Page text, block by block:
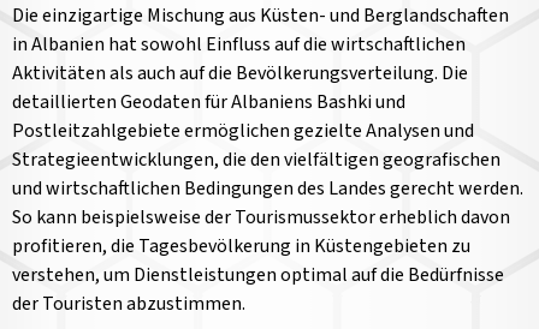
Die einzigartige Mischung aus Küsten- und Berglandschaften
in Albanien hat sowohl Einfluss auf die wirtschaftlichen
Aktivitäten als auch auf die Bevölkerungsverteilung. Die
detaillierten Geodaten für Albaniens Bashki und
Postleitzahlgebiete ermöglichen gezielte Analysen und
Strategieentwicklungen, die den vielfältigen geografischen
und wirtschaftlichen Bedingungen des Landes gerecht werden.
So kann beispielsweise der Tourismussektor erheblich davon
profitieren, die Tagesbevölkerung in Küstengebieten zu
verstehen, um Dienstleistungen optimal auf die Bedürfnisse
der Touristen abzustimmen.